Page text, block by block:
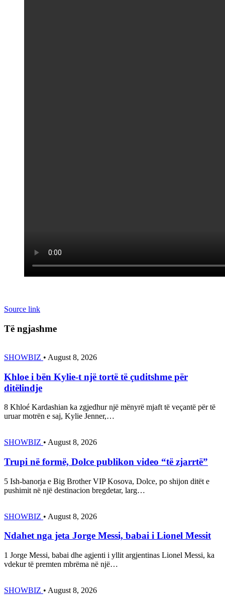
Source link
Të ngjashme
SHOWBIZ • August 8, 2026
Khloe i bën Kylie-t një tortë të çuditshme për
ditëlindje
8 Khloé Kardashian ka zgjedhur një mënyrë mjaft të veçantë për të
uruar motrën e saj, Kylie Jenner,…
SHOWBIZ • August 8, 2026
Trupi në formë, Dolce publikon video “të zjarrtë”
5 Ish-banorja e Big Brother VIP Kosova, Dolce, po shijon ditët e
pushimit në një destinacion bregdetar, larg…
SHOWBIZ • August 8, 2026
Ndahet nga jeta Jorge Messi, babai i Lionel Messit
1 Jorge Messi, babai dhe agjenti i yllit argjentinas Lionel Messi, ka
vdekur të premten mbrëma në një…
SHOWBIZ • August 8, 2026